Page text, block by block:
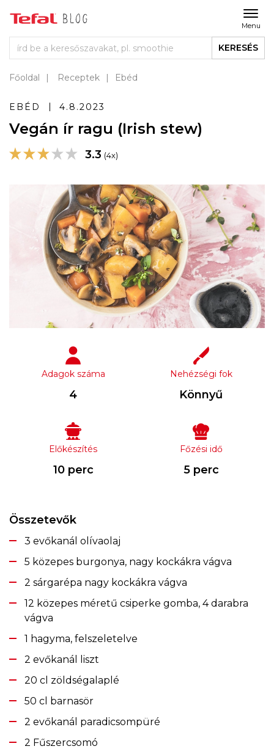
Menu
KERESÉS
Főoldal Receptek Ebéd
EBÉD 4.8.2023
Vegán ír ragu (Irish stew)
3.3 (4x)
Adagok száma
4
Nehézségi fok
Könnyű
Előkészítés
10 perc
Főzési idő
5 perc
Összetevők
3 evőkanál olívaolaj
5 közepes burgonya, nagy kockákra vágva
2 sárgarépa nagy kockákra vágva
12 közepes méretű csiperke gomba, 4 darabra
vágva
1 hagyma, felszeletelve
2 evőkanál liszt
20 cl zöldségalaplé
50 cl barnasör
2 evőkanál paradicsompüré
2 Fűszercsomó